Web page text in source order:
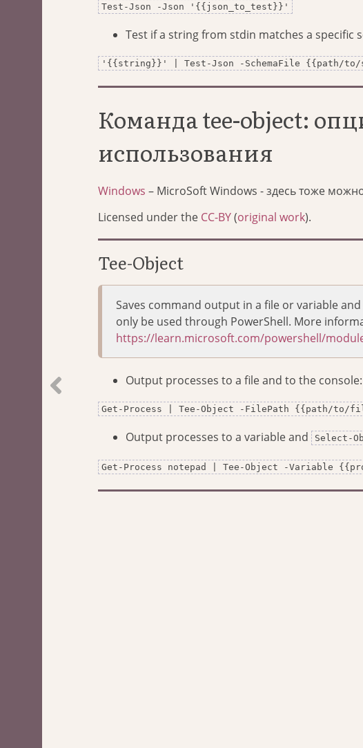
Test-Json -Json '{{json_to_test}}'
Test if a string from stdin matches a specific
'{{string}}' | Test-Json -SchemaFile {{path/to/
Команда tee-object:
использования
Windows – MicroSoft Windows - здесь тоже
Licensed under the CC-BY(original work).
Tee-Object
Saves command output in a file or variable
only be used through PowerShell. More
https://learn.microsoft.com/powershell/
Output processes to a file and to the console:
Get-Process | Tee-Object -FilePath {{path/to/
Output processes to a variable and Select-
Get-Process notepad | Tee-Object -Variable